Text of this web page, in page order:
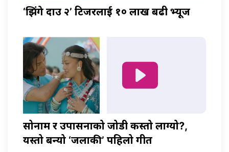
‘झिंगे दाउ २’ टिजरलाई १० लाख बढी भ्यूज
सोनाम र उपासनाको जोडी कस्तो लाग्यो?,
यस्तो बन्यो ‘जलाकी’ पहिलो गीत